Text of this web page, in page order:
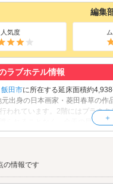
編集
人気度
ラブホテル情報
飯田市に所在する延床面積約
出身の日本画家・菱田春草の
われています。2階にはプラネ
られることなく、全天の星空
ちらは飯田市美術博物館の名物
の情報です